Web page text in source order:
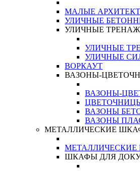
МАЛЫЕ
УЛИЧНЫЕ
УЛИЧНЫЕ
УЛИЧНЫЕ
УЛИЧНЫЕ
ВОРКАУТ
ВАЗОНЫ-
ВАЗОНЫ-
ВАЗОНЫ
ВАЗОНЫ
МЕТАЛЛИЧЕСКИЕ
ШКАФЫ ДЛЯ